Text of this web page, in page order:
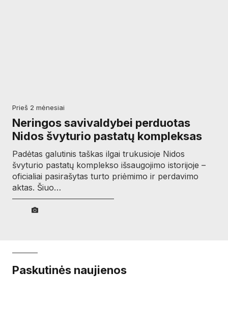
prieš 2 mėnesiai
Neringos savivaldybei perduotas
Nidos švyturio pastatų kompleksas
Padėtas galutinis taškas ilgai trukusioje Nidos
švyturio pastatų komplekso išsaugojimo istorijoje –
oficialiai pasirašytas turto priėmimo ir perdavimo
aktas. Šiuo…
Paskutinės naujienos